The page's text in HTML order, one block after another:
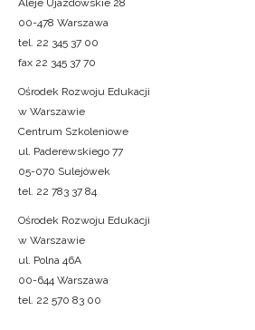
Aleje Ujazdowskie 28
00-478 Warszawa
tel. 22 345 37 00
fax 22 345 37 70
Ośrodek Rozwoju Edukacji
w Warszawie
Centrum Szkoleniowe
ul. Paderewskiego 77
05-070 Sulejówek
tel. 22 783 37 84
Ośrodek Rozwoju Edukacji
w Warszawie
ul. Polna 46A
00-644 Warszawa
tel. 22 570 83 00